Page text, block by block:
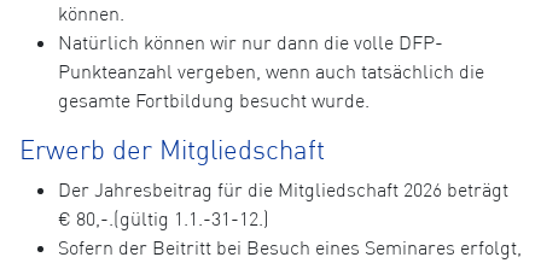
können.
Natürlich können wir nur dann die volle DFP-
Punkteanzahl vergeben, wenn auch tatsächlich die
gesamte Fortbildung besucht wurde.
Erwerb der Mitgliedschaft
Der Jahresbeitrag für die Mitgliedschaft 2026 beträgt
€ 80,-.(gültig 1.1.-31-12.)
Sofern der Beitritt bei Besuch eines Seminares erfolgt,